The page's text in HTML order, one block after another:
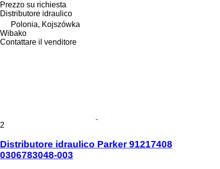
Prezzo su richiesta
Distributore idraulico
Polonia, Kojszówka
Wibako
Contattare il venditore
2
Distributore idraulico Parker 91217408
0306783048-003